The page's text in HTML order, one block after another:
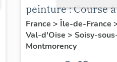
peinture : Course à
Enghien
France > Île-de-France
Val-d'Oise > Soisy-
Montmorency